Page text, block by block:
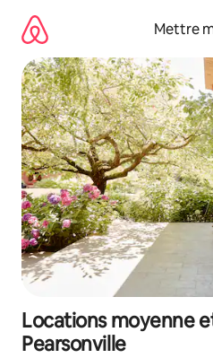
directement
contenu
Mettre
Locations moyenne
Pearsonville